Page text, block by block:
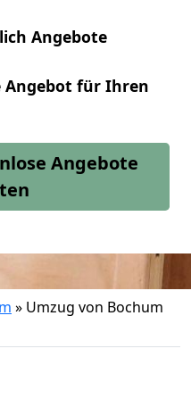
Angebote
Angebot für Ihren
Angebote
» Umzug von Bochum